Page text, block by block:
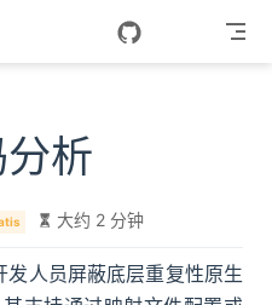
析
大约 2 分钟
发人员屏蔽底层重复性原生